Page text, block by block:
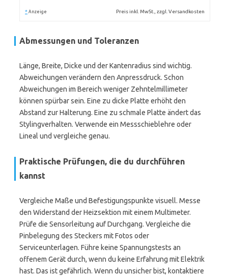
* Anzeige Preis inkl. MwSt., zzgl. Versandkosten
Abmessungen und Toleranzen
Länge, Breite, Dicke und der Kantenradius sind wichtig.
Abweichungen verändern den Anpressdruck. Schon
Abweichungen im Bereich weniger Zehntelmillimeter
können spürbar sein. Eine zu dicke Platte erhöht den
Abstand zur Halterung. Eine zu schmale Platte ändert das
Stylingverhalten. Verwende ein Messschieblehre oder
Lineal und vergleiche genau.
Praktische Prüfungen, die du durchführen
kannst
Vergleiche Maße und Befestigungspunkte visuell. Messe
den Widerstand der Heizsektion mit einem Multimeter.
Prüfe die Sensorleitung auf Durchgang. Vergleiche die
Pinbelegung des Steckers mit Fotos oder
Serviceunterlagen. Führe keine Spannungstests an
offenem Gerät durch, wenn du keine Erfahrung mit Elektrik
hast. Das ist gefährlich. Wenn du unsicher bist, kontaktiere